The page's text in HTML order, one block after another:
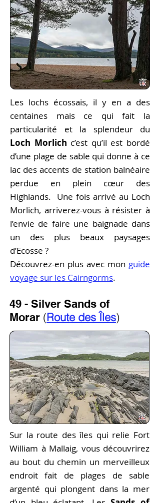
Les lochs écossais, il y en a des
centaines mais ce qui fait la
particularité et la splendeur du
Loch Morlich c’est qu’il est bordé
d’une plage de sable qui donne à ce
lac des accents de station balnéaire
perdue en plein cœur des
Highlands. Une fois arrivé au Loch
Morlich, arriverez-vous à résister à
l’envie de faire une baignade dans
un des plus beaux paysages
d’Ecosse ?
Découvrez-en plus avec mon guide
voyage sur les Cairngorms.
49 - Silver Sands of
Morar (Route des Îles)
Sur la route des îles qui relie Fort
William à Mallaig, vous découvrirez
au bout du chemin un merveilleux
endroit fait de plages de sable
argenté qui plongent dans la mer